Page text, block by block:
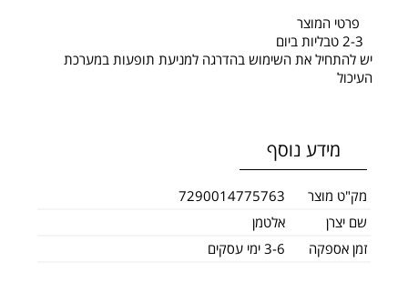
פרטי המוצר
2-3 טבליות ביום
יש להתחיל את השימוש בהדרגה למניעת תופעות במערכת
העיכול
מידע נוסף
מק"ט מוצר
7290014775763
שם יצרן
אלטמן
זמן אספקה
3-6 ימי עסקים